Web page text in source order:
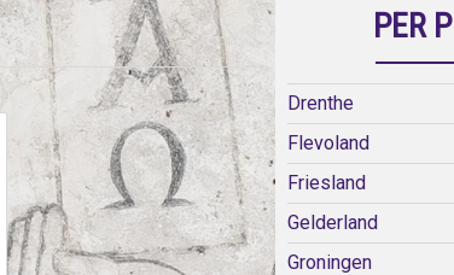
PER
Drenthe
Flevoland
Friesland
Gelderland
Groningen